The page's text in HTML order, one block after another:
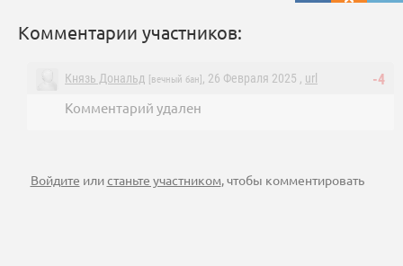
Комментарии участников:
-4
Князь Дональд [вечный бан] , 26 Февраля 2025 , url
Комментарий удален
Войдите илистаньте участником, чтобы комментировать